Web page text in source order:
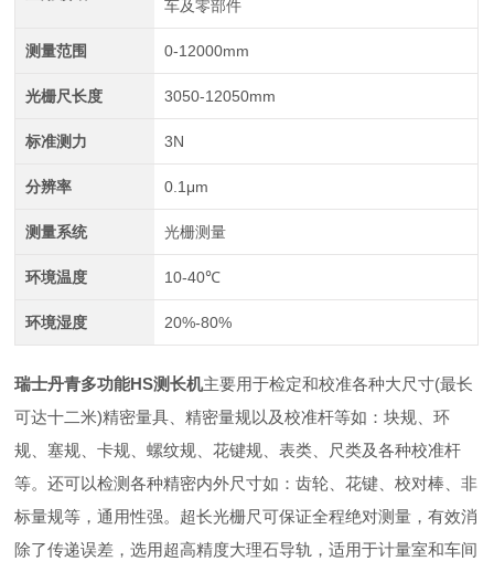
车及零部件
测量范围 0-12000mm
光栅尺长度 3050-12050mm
标准测力 3N
分辨率 0.1μm
测量系统 光栅测量
环境温度 10-40℃
环境湿度 20%-80%
瑞士丹青多功能HS测长机主要用于检定和校准各种大尺寸(最长
可达十二米)精密量具、精密量规以及校准杆等如：块规、环
规、塞规、卡规、螺纹规、花键规、表类、尺类及各种校准杆
等。还可以检测各种精密内外尺寸如：齿轮、花键、校对棒、非
标量规等，通用性强。超长光栅尺可保证全程绝对测量，有效消
除了传递误差，选用超高精度大理石导轨，适用于计量室和车间